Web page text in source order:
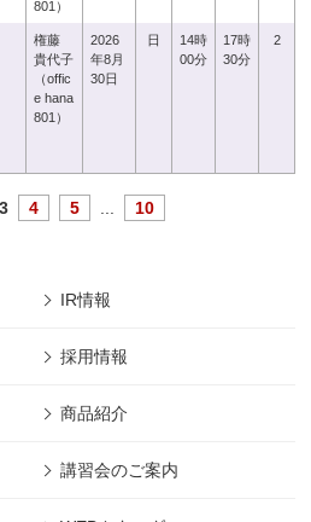
801）
権藤
貴代子
（offic
e hana
801）
2026
年8月
30日
日
14時
00分
17時
30分
2
3 4 5 10
IR情報
採用情報
商品紹介
講習会のご案内